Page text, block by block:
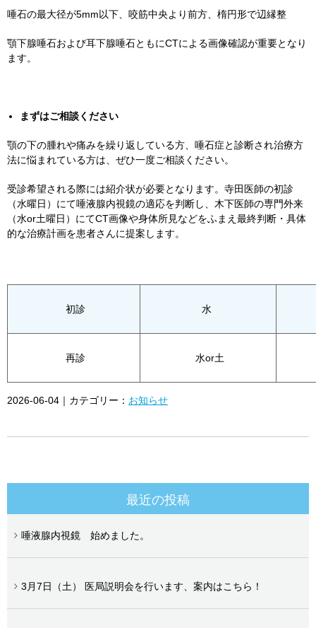
唾石の最大径が5mm以下、咬筋中央より前方、楕円形で辺縁整
顎下腺唾石および耳下腺唾石ともにCTによる画像確認が重要となり
ます。
まずはご相談ください
顎の下の腫れや痛みを繰り返している方、唾石症と診断され治療方
法に悩まれている方は、ぜひ一度ご相談ください。
受診希望される際には紹介状が必要となります。寺田医師の初診
（水曜日）にて唾液腺内視鏡の適応を判断し、木下医師の専門外来
（水or土曜日）にてCT画像や身体所見などをふまえ最終判断・具体
的な治療計画を患者さんに提案します。
初診 水
再診 水or土
2026-06-04｜カテゴリー： お知らせ
最近の投稿
唾液腺内視鏡 始めました。
3月7日（土） 医局説明会を行います、案内はこちら！